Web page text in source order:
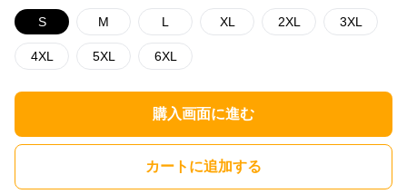
S M L XL 2XL 3XL
4XL 5XL 6XL
購入画面に進む
カートに追加する